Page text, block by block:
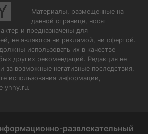
Материалы, размещенные на
данной странице, носят
и предназначены для
не являются ни рекламой, ни офертой.
использовать их в качестве
других рекомендаций. Редакция не
за возможные негативные последствия,
использования информации,
yhhy.ru.
развлекательный